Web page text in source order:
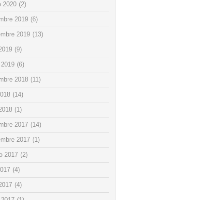
2020 (2)
2019 (6)
2019 (13)
(9)
(6)
2018 (11)
(14)
(1)
2017 (14)
2017 (1)
2017 (2)
(4)
(4)